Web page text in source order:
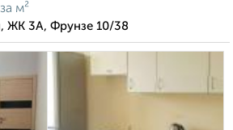
за м²
ЖК 3А, Фрунзе 10/38